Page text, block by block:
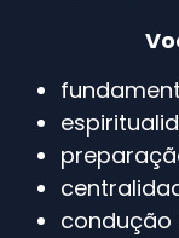
condução